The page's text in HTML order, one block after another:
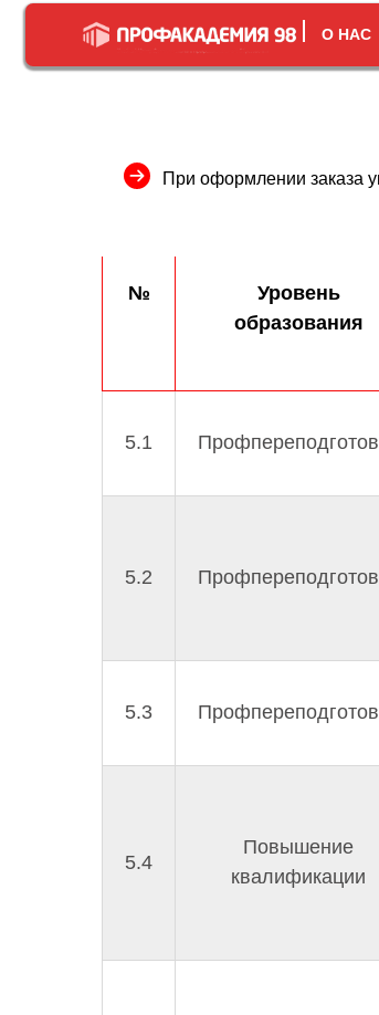
О НАС
При оформлении заказа
№
Уровень
образования
5.1
5.2
5.3
5.4
Повышение
квалификации